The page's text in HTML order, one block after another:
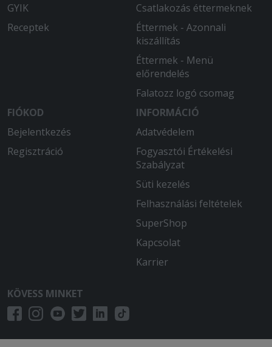
2025-08-02 - Kota-Fazekas:
Mennyei volt minden étel Köszönjük
Kiváló pizzákat kaptunk tőlük, mint
GYIK
Receptek
Csatlakozás éttermeknek
Éttermek - Azonnali
kiszállítás
Éttermek - Menü
előrendelés
Falatozz logó csomag
FIÓKOD
Bejelentkezés
Regisztráció
INFORMÁCIÓ
Adatvédelem
Fogyasztói Értékelési
Szabályzat
Süti kezelés
Felhasználási feltételek
SuperShop
Kapcsolat
Karrier
KÖVESS MINKET